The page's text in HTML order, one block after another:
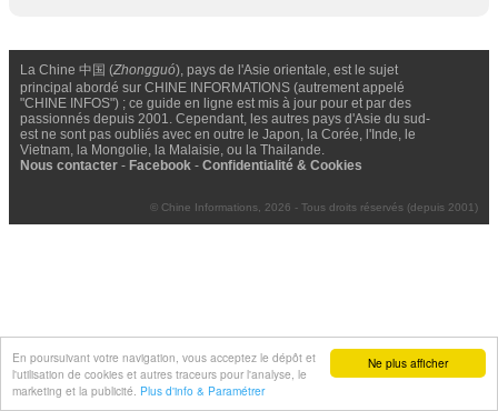
Ne plus afficher
En poursuivant votre navigation, vous acceptez le dépôt et
l'utilisation de cookies et autres traceurs pour l'analyse, le
marketing et la publicité. Plus d'info & Paramétrer
La Chine 中国 (Zhongguó), pays de l'Asie orientale, est le sujet
principal abordé sur CHINE INFORMATIONS (autrement appelé
"CHINE INFOS") ; ce guide en ligne est mis à jour pour et par des
passionnés depuis 2001. Cependant, les autres pays d'Asie du sud-
est ne sont pas oubliés avec en outre le Japon, la Corée, l'Inde, le
Vietnam, la Mongolie, la Malaisie, ou la Thailande.
Nous contacter - Facebook - Confidentialité & Cookies
© Chine Informations, 2026 - Tous droits réservés (depuis 2001)